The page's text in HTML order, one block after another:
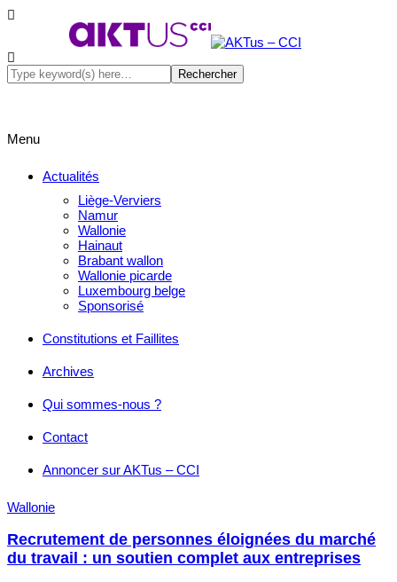
Menu
Actualités
Liège-Verviers
Namur
Wallonie
Hainaut
Brabant wallon
Wallonie picarde
Luxembourg belge
Sponsorisé
Constitutions et Faillites
Archives
Qui sommes-nous ?
Contact
Annoncer sur AKTus – CCI
Wallonie
Recrutement de personnes éloignées du marché
du travail : un soutien complet aux entreprises